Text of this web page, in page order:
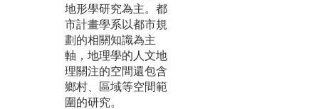
地形學研究為主。都
市計畫學系以都市規
劃的相關知識為主
軸，地理學的人文地
理關注的空間還包含
鄉村、區域等空間範
圍的研究。